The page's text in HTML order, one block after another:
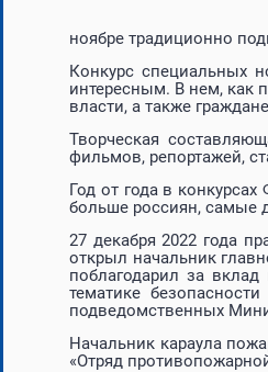
ноябре традиционно
Конкурс специальных
интересным. В нем, как
власти, а также
Творческая
фильмов, репортажей,
Год от года в
больше россиян, самые
27 декабря 2022 года
открыл начальник
поблагодарил за
тематике
подведомственных
Начальник караула
«Отряд